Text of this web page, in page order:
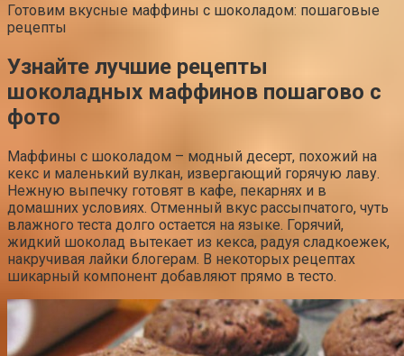
Готовим вкусные маффины с шоколадом: пошаговые
рецепты
Узнайте лучшие рецепты
шоколадных маффинов пошагово с
фото
Маффины с шоколадом – модный десерт, похожий на
кекс и маленький вулкан, извергающий горячую лаву.
Нежную выпечку готовят в кафе, пекарнях и в
домашних условиях. Отменный вкус рассыпчатого, чуть
влажного теста долго остается на языке. Горячий,
жидкий шоколад вытекает из кекса, радуя сладкоежек,
накручивая лайки блогерам. В некоторых рецептах
шикарный компонент добавляют прямо в тесто.